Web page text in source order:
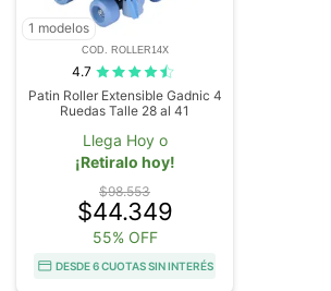
1 modelos
COD. ROLLER14X
4.7
Patin Roller Extensible Gadnic 4
Ruedas Talle 28 al 41
Llega Hoy o
¡Retiralo hoy!
$98.553
$44.349
55% OFF
DESDE 6 CUOTAS SIN INTERÉS